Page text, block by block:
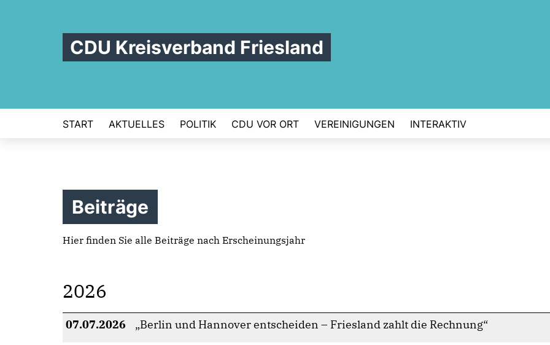
CDU Kreisverband Friesland
START AKTUELLES POLITIK CDU VOR ORT VEREINIGUNGEN INTERAKTIV
Beiträge
Hier finden Sie alle Beiträge nach Erscheinungsjahr
2026
07.07.2026 Berlin und Hannover entscheiden – Friesland zahlt die Rechnung“